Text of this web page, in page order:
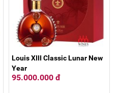
Louis XIII Classic Lunar New
Year
95.000.000 đ